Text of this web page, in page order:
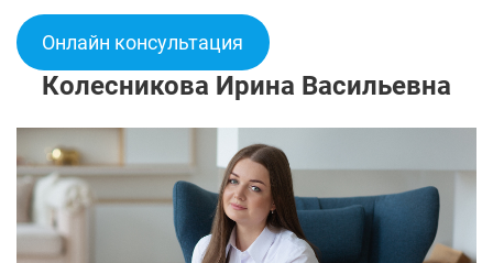
Онлайн консультация
Колесникова Ирина Васильевна